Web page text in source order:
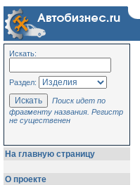
Искать:
Раздел:
Поиск идет по
фрагменту названия. Регистр
не существенен
На главную страницу
О проекте